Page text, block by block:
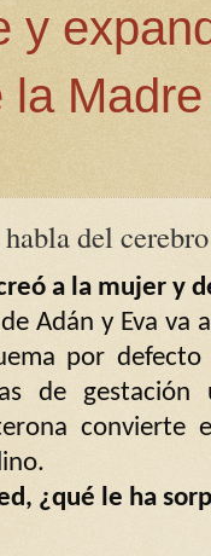
y
la
del
a la mujer y
Adán y Eva va
por
de
convierte
¿qué le ha